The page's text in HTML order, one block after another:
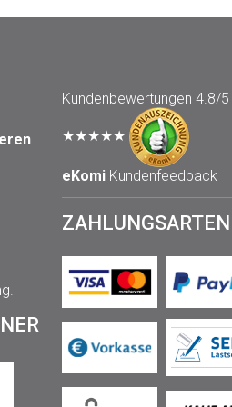
Kundenbewertungen 4.8/5
★★★★★
eKomiKundenfeedback
ZAHLUNGSARTEN